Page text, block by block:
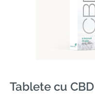
Tablete cu